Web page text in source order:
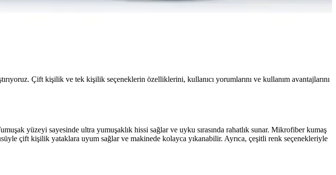
Çift kişilik ve tek kişilik seçeneklerin özelliklerini, kullanıcı yorumlarını ve kullanım avantajlarını
yüzeyi sayesinde ultra yumuşaklık hissi sağlar ve uyku sırasında rahatlık sunar. Mikrofiber kumaş
çift kişilik yataklara uyum sağlar ve makinede kolayca yıkanabilir. Ayrıca, çeşitli renk seçenekleriyle